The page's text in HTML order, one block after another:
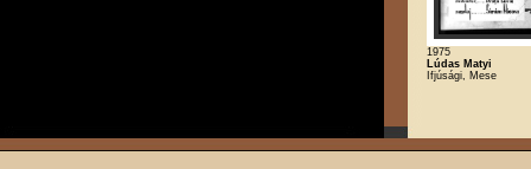
1975
Lúdas Matyi
Ifjúsági, Mese